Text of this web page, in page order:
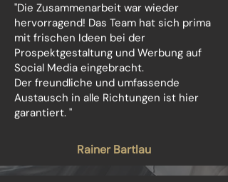
"Die Zusammenarbeit war wieder
hervorragend! Das Team hat sich prima
mit frischen Ideen bei der
Prospektgestaltung und Werbung auf
Social Media eingebracht.
Der freundliche und umfassende
Austausch in alle Richtungen ist hier
garantiert. "
Rainer Bartlau